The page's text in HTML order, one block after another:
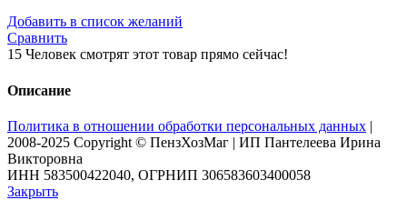
Добавить в список желаний
Сравнить
15 Человек смотрят этот товар прямо сейчас!
Описание
Политика в отношении обработки персональных данных |
2008-2025 Copyright © ПензХозМаг | ИП Пантелеева Ирина
Викторовна
ИНН 583500422040, ОГРНИП 306583603400058
Закрыть